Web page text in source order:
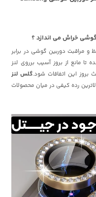
مجزا برای حفظ و مراقبت دوربین گوشی در برابر
مانع از بروز آسیب برروی لنز
بروز این اتفاقات شود.گلس لنز
رده کیفی در میان محصولات